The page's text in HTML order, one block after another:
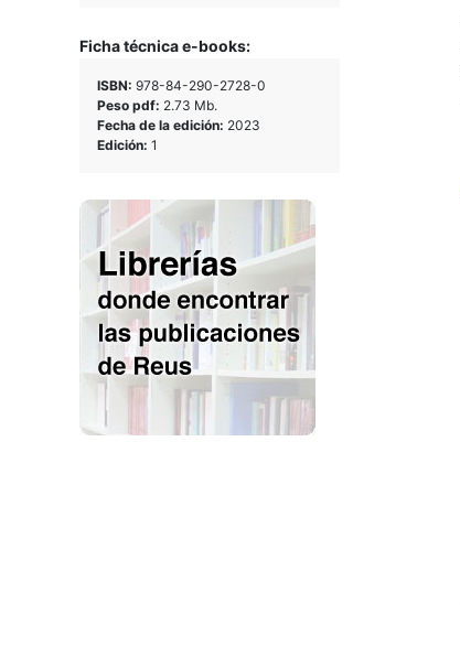
Ficha técnica e-books:
ISBN: 978-84-290-2728-0
Peso pdf: 2.73 Mb.
Fecha de la edición: 2023
Edición: 1